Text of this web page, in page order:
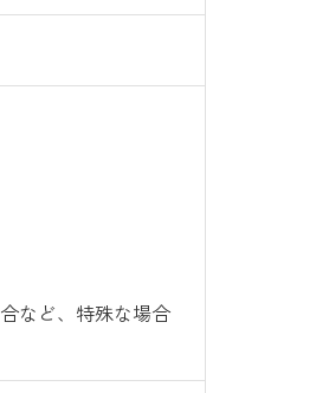
など、特殊な場合